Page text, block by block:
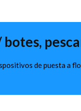
de puesta a